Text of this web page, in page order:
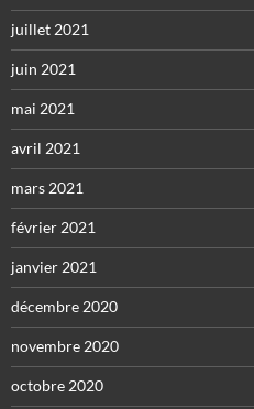
juillet 2021
juin 2021
mai 2021
avril 2021
mars 2021
février 2021
janvier 2021
décembre 2020
novembre 2020
octobre 2020